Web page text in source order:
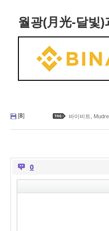
월광(月光-달빛
[8] 바이비트
0